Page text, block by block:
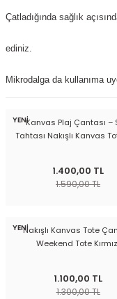
Çatladığında sağlık
ediniz.
Mikrodalga da kullanıma
YENİKanvas Plaj Çantası –
Tahtası Nakışlı Kanvas
1.400,00 TL
1.590,00 TL
YENİNakışlı Kanvas Tote
Weekend Tote
1.100,00 TL
1.300,00 TL